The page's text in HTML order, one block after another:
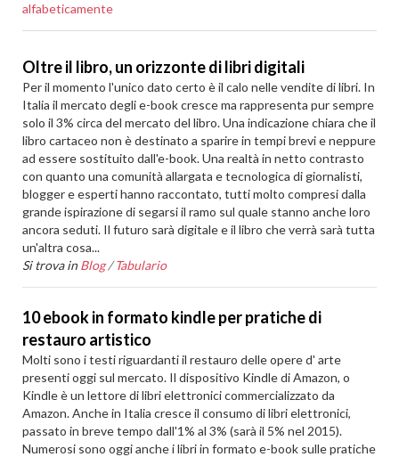
alfabeticamente
Oltre il libro, un orizzonte di libri digitali
Per il momento l'unico dato certo è il calo nelle vendite di libri. In
Italia il mercato degli e-book cresce ma rappresenta pur sempre
solo il 3% circa del mercato del libro. Una indicazione chiara che il
libro cartaceo non è destinato a sparire in tempi brevi e neppure
ad essere sostituito dall'e-book. Una realtà in netto contrasto
con quanto una comunità allargata e tecnologica di giornalisti,
blogger e esperti hanno raccontato, tutti molto compresi dalla
grande ispirazione di segarsi il ramo sul quale stanno anche loro
ancora seduti. Il futuro sarà digitale e il libro che verrà sarà tutta
un'altra cosa...
Si trova in Blog /Tabulario
10 ebook in formato kindle per pratiche di
restauro artistico
Molti sono i testi riguardanti il restauro delle opere d' arte
presenti oggi sul mercato. Il dispositivo Kindle di Amazon, o
Kindle è un lettore di libri elettronici commercializzato da
Amazon. Anche in Italia cresce il consumo di libri elettronici,
passato in breve tempo dall'1% al 3% (sarà il 5% nel 2015).
Numerosi sono oggi anche i libri in formato e-book sulle pratiche